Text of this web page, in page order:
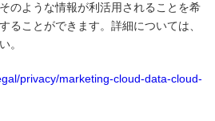
のような情報が利活用されることを希
ることができます。詳細については、
。
privacy/marketing-cloud-data-cloud-